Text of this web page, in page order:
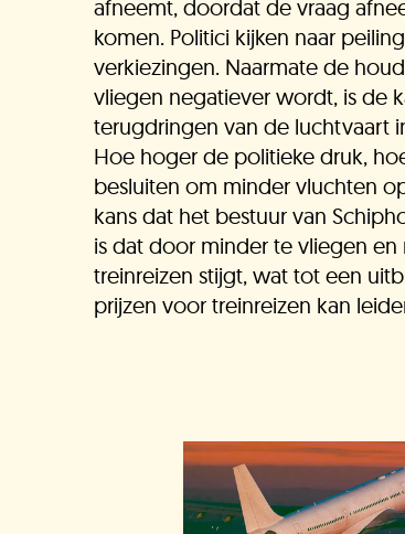
afneemt, doordat de vraag
komen. Politici kijken naar
verkiezingen. Naarmate de
vliegen negatiever wordt, is de
terugdringen van de luchtvaart
Hoe hoger de politieke druk,
besluiten om minder vluchten
kans dat het bestuur van
is dat door minder te vliegen
treinreizen stijgt, wat tot een
prijzen voor treinreizen kan